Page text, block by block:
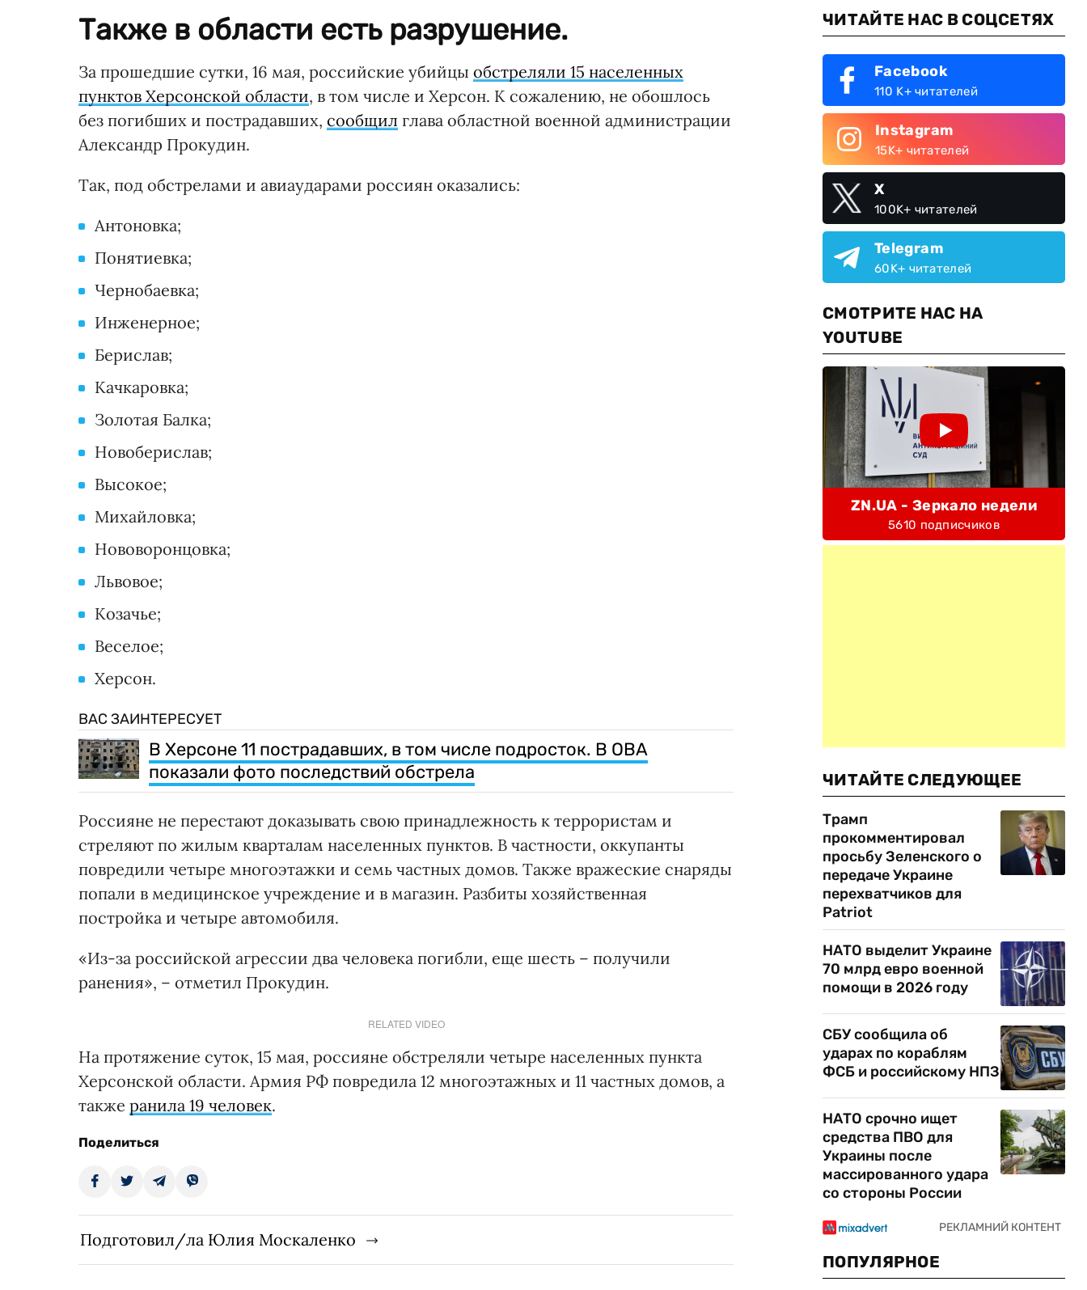
Также в области есть разрушение.
За прошедшие сутки, 16 мая, российские убийцы обстреляли 15 населенных
пунктов Херсонской области, в том числе и Херсон. К сожалению, не обошлось
без погибших и пострадавших, сообщил глава областной военной администрации
Александр Прокудин.
Так, под обстрелами и авиаударами россиян оказались:
Антоновка;
Понятиевка;
Чернобаевка;
Инженерное;
Берислав;
Качкаровка;
Золотая Балка;
Новоберислав;
Высокое;
Михайловка;
Нововоронцовка;
Львовое;
Козачье;
Веселое;
Херсон.
ВАС ЗАИНТЕРЕСУЕТ
В Херсоне 11 пострадавших, в том числе подросток. В ОВА
показали фото последствий обстрела
Россияне не перестают доказывать свою принадлежность к террористам и
стреляют по жилым кварталам населенных пунктов. В частности, оккупанты
повредили четыре многоэтажки и семь частных домов. Также вражеские снаряды
попали в медицинское учреждение и в магазин. Разбиты хозяйственная
постройка и четыре автомобиля.
«Из-за российской агрессии два человека погибли, еще шесть – получили
ранения», – отметил Прокудин.
RELATED VIDEO
На протяжение суток, 15 мая, россияне обстреляли четыре населенных пункта
Херсонской области. Армия РФ повредила 12 многоэтажных и 11 частных домов, а
также ранила 19 человек.
Поделиться
Подготовил/ла Юлия Москаленко
ЧИТАЙТЕ НАС В СОЦСЕТЯХ
Facebook
110 K+ читателей
Instagram
15K+ читателей
X
100K+ читателей
Telegram
60K+ читателей
СМОТРИТЕ НАС НА
YOUTUBE
ZN.UA - Зеркало недели
5610 подписчиков
ЧИТАЙТЕ СЛЕДУЮЩЕЕ
Трамп
прокомментировал
просьбу Зеленского о
передаче Украине
перехватчиков для
Patriot
НАТО выделит Украине
70 млрд евро военной
помощи в 2026 году
СБУ сообщила об
ударах по кораблям
ФСБ и российскому НПЗ
НАТО срочно ищет
средства ПВО для
Украины после
массированного удара
со стороны России
ПОПУЛЯРНОЕ